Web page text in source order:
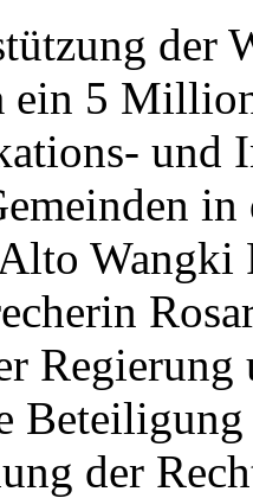
der
ein 5
und
Wangki
Regierung
der